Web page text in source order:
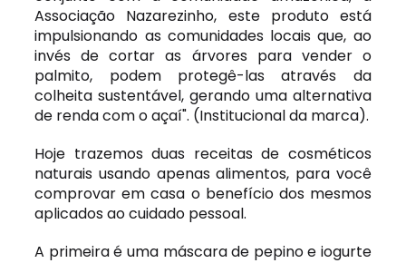
Associação Nazarezinho, este produto está
impulsionando as comunidades locais que, ao
invés de cortar as árvores para vender o
palmito, podem protegê-las através da
colheita sustentável, gerando uma alternativa
de renda com o açaí". (Institucional da marca).
Hoje trazemos duas receitas de cosméticos
naturais usando apenas alimentos, para você
comprovar em casa o benefício dos mesmos
aplicados ao cuidado pessoal.
A primeira é uma máscara de pepino e iogurte